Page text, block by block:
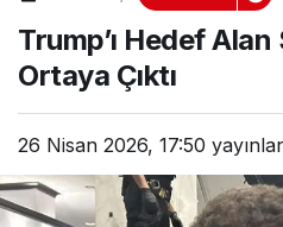
Trump’ı Hedef Alan
Ortaya Çıktı
26 Nisan 2026, 17:50